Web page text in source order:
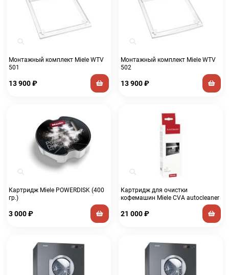
Монтажный комплект Miele WTV
501
13 900₽
Монтажный комплект Miele WTV
502
13 900₽
Картридж Miele POWERDISK (400
гр.)
3 000₽
Картридж для очистки
кофемашин Miele CVA autocleaner
21 000₽